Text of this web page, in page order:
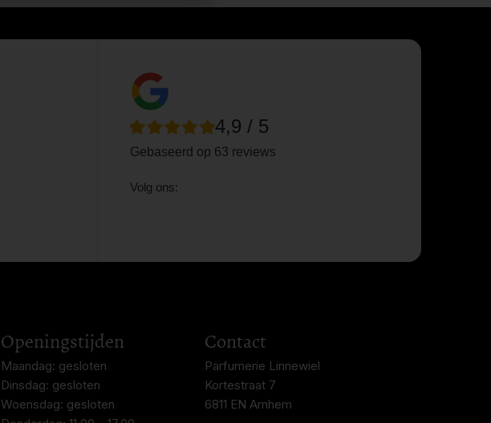
4,9 / 5
Gebaseerd op 63 reviews
Volg ons:
Openingstijden
Maandag: gesloten
Dinsdag: gesloten
Woensdag: gesloten
Contact
Parfumerie Linnewiel
Kortestraat 7
6811 EN Arnhem